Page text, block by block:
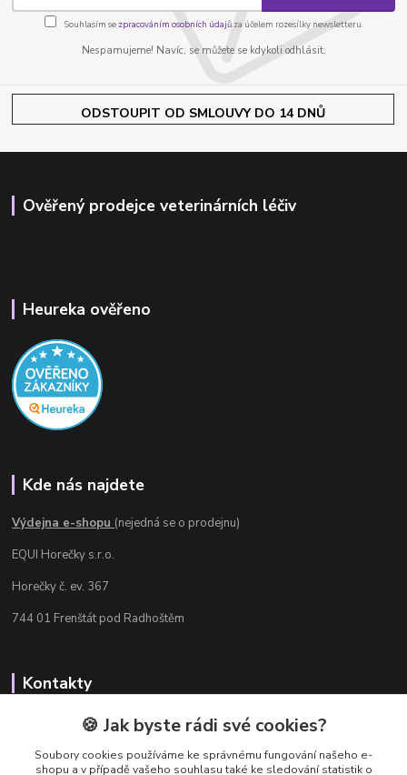
Souhlasím se zpracováním osobních údajůza účelem rozesílky newsletteru.
Nespamujeme! Navíc, se můžete se kdykoli odhlásit.
ODSTOUPIT OD SMLOUVY DO 14 DNŮ
Ověřený prodejce veterinárních léčiv
Heureka ověřeno
Kde nás najdete
Výdejna e-shopu (nejedná se o prodejnu)
EQUI Horečky s.r.o.
Horečky č. ev. 367
744 01 Frenštát pod Radhoštěm
Kontakty
Radka Chamrádová
+420 737 484 708
Výdejna e-shopu: Po-Ne, 8-20 hod.
🍪 Jak byste rádi své cookies?
Soubory cookies používáme ke správnému fungování našeho e-
shopu a v případě vašeho souhlasu také ke sledování statistik o